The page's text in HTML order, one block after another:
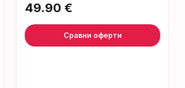
49.90 €
Сравни оферти